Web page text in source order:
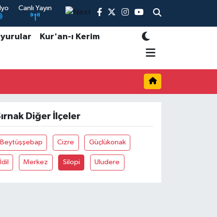
Canlı Yayın
Kur'an-ı Kerim
Diğer İlçeler
Beytüşşebap Cizre Güçlükonak
İdil Merkez Silopi Uludere